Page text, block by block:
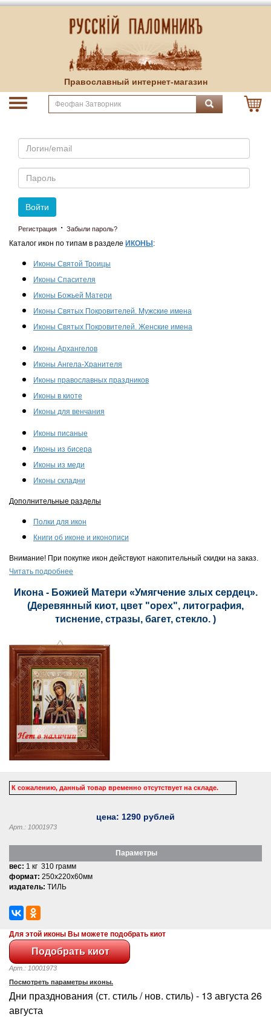
Православный интернет-магазин
Email
Пароль
Войти
Регистрация · Забыли пароль?
Каталог икон по типам в разделе ИКОНЫ :
Иконы Святой Троицы
Иконы Спасителя
Иконы Божьей Матери
Иконы Святых Покровителей. Мужские имена
Иконы Святых Покровителей. Женские имена
Иконы Архангелов
Иконы Ангела-Хранителя
Иконы православных праздников
Иконы в киоте
Иконы для венчания
Иконы писаные
Иконы из бисера
Иконы из меди
Иконы складни
Дополнительные разделы
Полки для икон
Книги об иконе и иконописи
Внимание! При покупке икон действуют накопительный скидки на заказ.
Читать подробнее
Икона - Божией Матери «Умягчение злых сердец».
(Деревянный киот, цвет "орех", литография,
тиснение, стразы, багет, стекло. )
К сожалению, данный товар временно отсутствует на складе.
цена: 1290 рублей
Арт.: 10001973
Параметры
вес: 1 кг 310 грамм
формат: 250x220x60мм
издатель: ТИЛЬ
Для этой иконы Вы можете подобрать киот
Арт.: 10001973
Посмотреть параметры иконы.
Дни празднования (ст. стиль / нов. стиль) - 13 августа 26
августа